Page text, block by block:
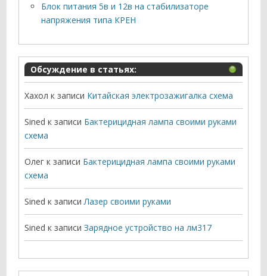
Блок питания 5в и 12в на стабилизаторе
напряжения типа КРЕН
Обсуждение в статьях:
Хахол к записи Китайская электрозажигалка схема
Sined к записи Бактерицидная лампа своими руками
схема
Олег к записи Бактерицидная лампа своими руками
схема
Sined к записиЛазер своими руками
Sined к записиЗарядное устройство на лм317